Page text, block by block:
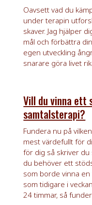
Oavsett vad du
under terapin
skaver. Jag hjälper
mål och förbättra
egen utveckling
snarare göra livet
Vill du vinna ett
samtalsterapi?
Fundera nu på
mest värdefullt för
för dig så skriver
du behöver ett
som borde vinna
som tidigare i
24 timmar, så